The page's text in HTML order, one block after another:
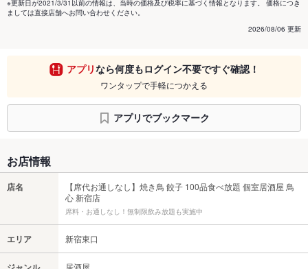
※更新日が2021/3/31以前の情報は、当時の価格及び税率に基づく情報となります。 価格につき
ましては直接店舗へお問い合わせください。
2026/08/06 更新
アプリなら何度もログイン不要ですぐ確認！
ワンタップで手軽につかえる
アプリでブックマーク
お店情報
店名
【席代お通しなし】焼き鳥 餃子 100品食べ放題 個室居酒屋 鳥
心 新宿店
席料・お通しなし！無制限飲み放題も実施中
エリア 新宿東口
居酒屋